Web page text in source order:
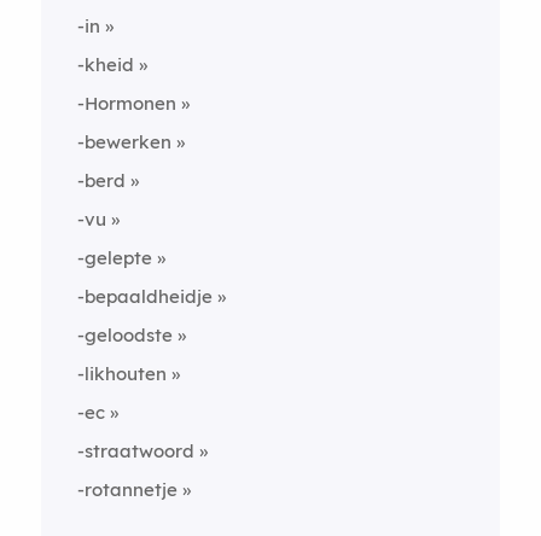
-in
-kheid
-Hormonen
-bewerken
-berd
-vu
-gelepte
-bepaaldheidje
-geloodste
-likhouten
-ec
-straatwoord
-rotannetje